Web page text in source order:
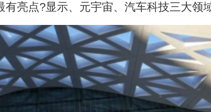
有亮点?显示、元宇宙、汽车科技三大领